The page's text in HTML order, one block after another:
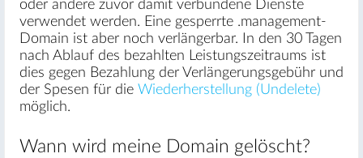
oder andere zuvor damit verbundene Dienste
verwendet werden. Eine gesperrte .management-
Domain ist aber noch verlängerbar. In den 30 Tagen
nach Ablauf des bezahlten Leistungszeitraums ist
dies gegen Bezahlung der Verlängerungsgebühr und
der Spesen für die Wiederherstellung (Undelete)
möglich.
Wann wird meine Domain gelöscht?